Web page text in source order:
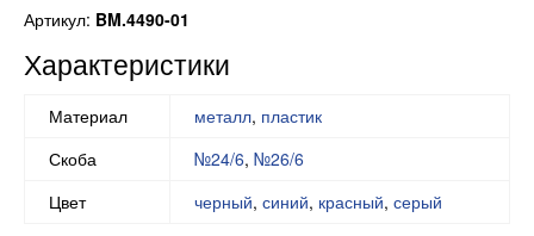
Артикул: BM.4490-01
Характеристики
Материал металл, пластик
Скоба
№24/6, №26/6
Цвет
черный, синий, красный, серый